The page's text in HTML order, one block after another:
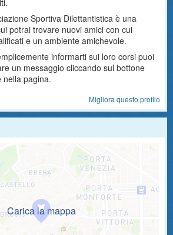
Sportiva Dilettantistica è una
potrai trovare nuovi amici con cui
e un ambiente amichevole.
informarti sui loro corsi puoi
un messaggio cliccando sul bottone
nella pagina.
Migliora questo profilo